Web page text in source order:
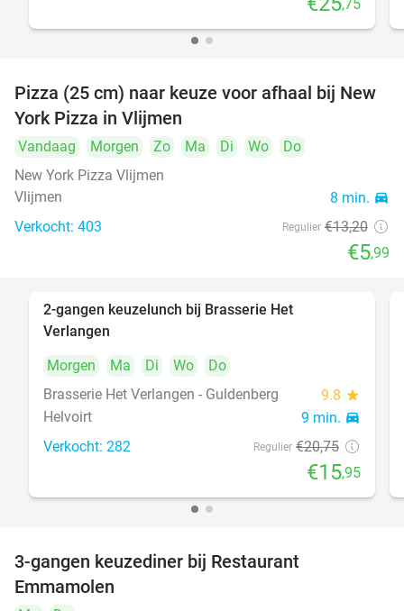
,75
55%
Pizza (25 cm) naar keuze voor afhaal bij New
York Pizza in Vlijmen
Vandaag Morgen Zo Ma Di Wo
Do
New York Pizza Vlijmen
Vlijmen
8 min. directions_car
Verkocht: 403 Regulier €13,20
€5,99
2-gangen keuzelunch bij Brasserie Het
Verlangen
Morgen
Ma Di Wo
Do
Brasserie Het Verlangen - Guldenberg
9.8 star
Helvoirt 9 min. directions_car
Verkocht: 282 Regulier €20,75
€15,95
3-gangen keuzediner bij Restaurant
Emmamolen